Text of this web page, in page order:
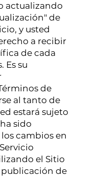
actualizando
de
y usted
a recibir
de cada
Es su
de
al tanto de
estará sujeto
sido
cambios en
el Sitio
publicación de